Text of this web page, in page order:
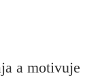
a motivuje